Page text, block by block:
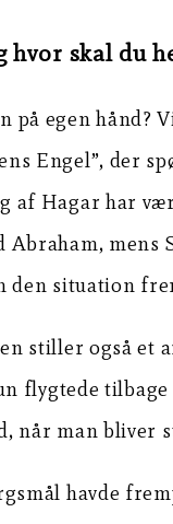
skal du
på egen hånd?
Engel”, der
af Hagar har
Abraham,
den situation
stiller også et
flygtede
når man bliver
havde